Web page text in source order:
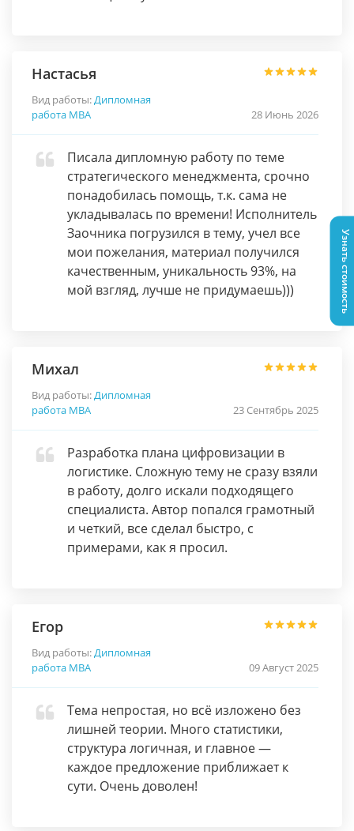
Настасья
Вид работы:Дипломная
работа МВА
28 Июнь 2026
Писала дипломную работу по теме
стратегического менеджмента, срочно
понадобилась помощь, т.к. сама не
укладывалась по времени! Исполнитель
Заочника погрузился в тему, учел все
мои пожелания, материал получился
качественным, уникальность 93%, на
мой взгляд, лучше не придумаешь)))
Михал
Вид работы:Дипломная
работа МВА
23 Сентябрь 2025
Разработка плана цифровизации в
логистике. Сложную тему не сразу взяли
в работу, долго искали подходящего
специалиста. Автор попался грамотный
и четкий, все сделал быстро, с
примерами, как я просил.
Егор
Вид работы:Дипломная
работа МВА
09 Август 2025
Тема непростая, но всё изложено без
лишней теории. Много статистики,
структура логичная, и главное —
каждое предложение приближает к
сути. Очень доволен!
Узнать стоимость